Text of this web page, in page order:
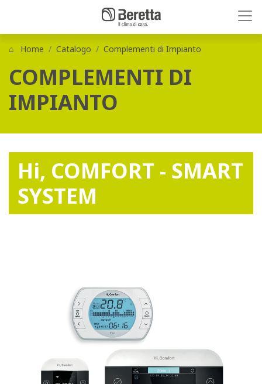
Home Catalogo Complementi di Impianto
COMPLEMENTI DI
IMPIANTO
Hi, COMFORT - SMART
SYSTEM